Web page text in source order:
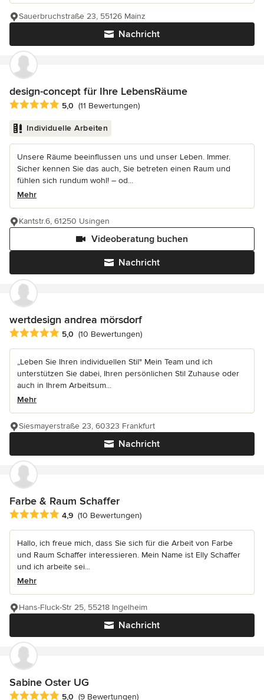
Nachricht
Sauerbruchstraße 23, 55126 Mainz
design-concept für Ihre LebensRäume
Durchschnittliche Bewertung: 5 von 5 Sternen
5,0 (11 Bewertungen)
Individuelle Arbeiten
Unsere Räume beeinflussen uns und unser Leben. Immer.
Sicher kennen Sie das auch, Sie betreten einen Raum und
fühlen sich rundum wohl! – od...
Mehr
Nachricht
Videoberatung buchen
Kantstr.6, 61250 Usingen
wertdesign andrea mörsdorf
Durchschnittliche Bewertung: 5 von 5 Sternen
5,0 (10 Bewertungen)
„Leben Sie Ihren individuellen Stil" Mein Team und ich
unterstützen Sie dabei, Ihren persönlichen Stil Zuhause oder
auch in Ihrem Arbeitsum...
Mehr
Nachricht
Siesmayerstraße 23, 60323 Frankfurt
Farbe & Raum Schaffer
Durchschnittliche Bewertung: 4.9 von 5 Sternen
4,9 (10 Bewertungen)
Hallo, ich freue mich, dass Sie sich für die Arbeit von Farbe
und Raum Schaffer interessieren. Mein Name ist Elly Schaffer
und ich arbeite sei...
Mehr
Nachricht
Hans-Fluck-Str 25, 55218 Ingelheim
Sabine Oster UG
Durchschnittliche Bewertung: 5 von 5 Sternen
5,0 (9 Bewertungen)